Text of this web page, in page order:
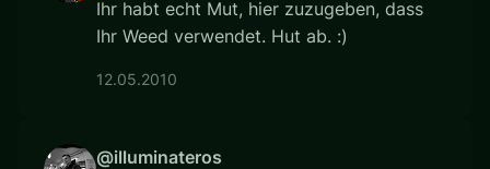
Ihr habt echt Mut, hier zuzugeben, dass
Ihr Weed verwendet. Hut ab. :)
12.05.2010
@illuminateros